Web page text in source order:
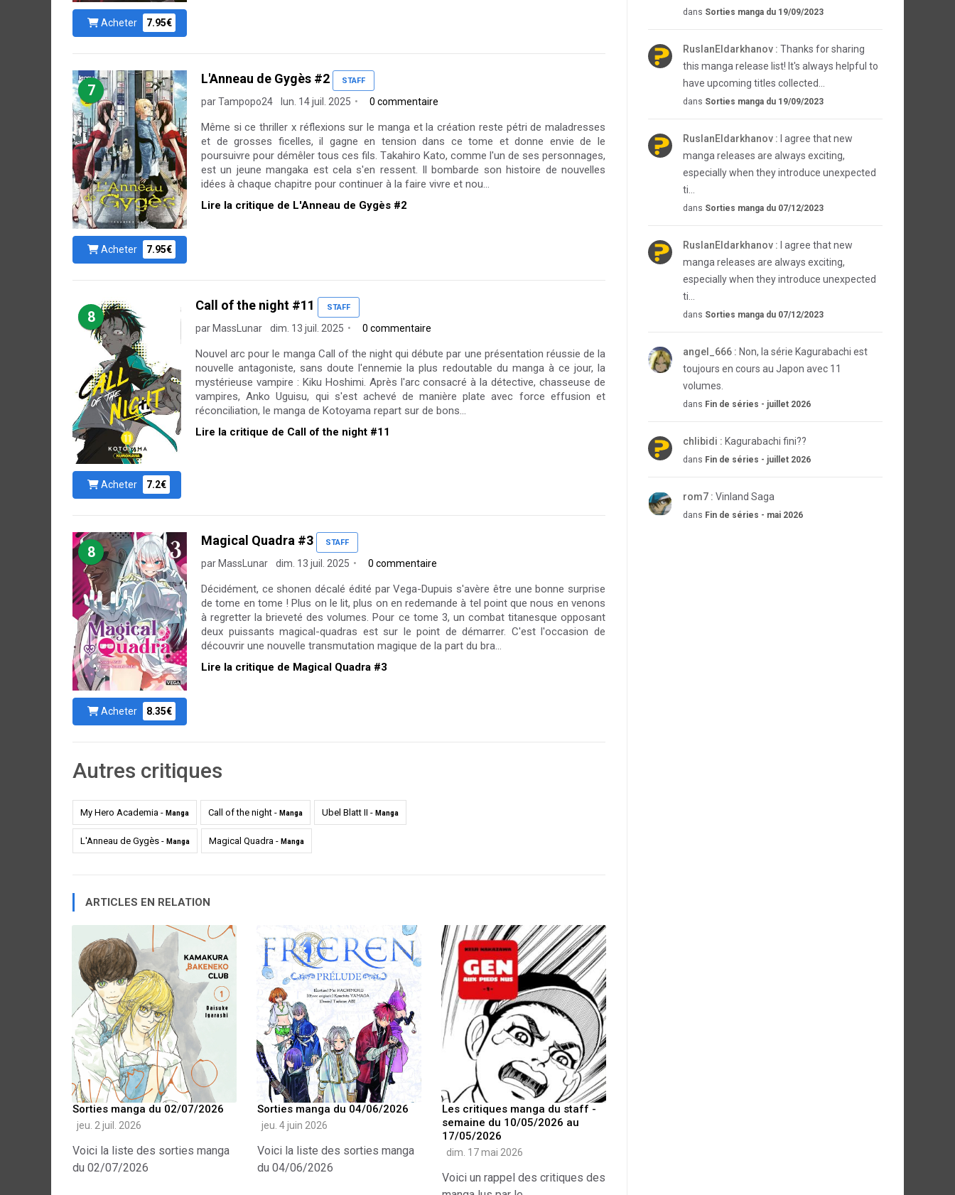
Acheter 7.95€
7
Acheter 7.95€
L'Anneau de Gygès #2 STAFF
par Tampopo24 lun. 14 juil. 2025 0 commentaire
Même si ce thriller x réflexions sur le manga et la création reste pétri de maladresses
et de grosses ficelles, il gagne en tension dans ce tome et donne envie de le
poursuivre pour démêler tous ces fils. Takahiro Kato, comme l'un de ses personnages,
est un jeune mangaka est cela s'en ressent. Il bombarde son histoire de nouvelles
idées à chaque chapitre pour continuer à la faire vivre et nou...
Lire la critique de L'Anneau de Gygès #2
8
Acheter 7.2€
Call of the night #11 STAFF
par MassLunar dim. 13 juil. 2025 0 commentaire
Nouvel arc pour le manga Call of the night qui débute par une présentation réussie de la
nouvelle antagoniste, sans doute l'ennemie la plus redoutable du manga à ce jour, la
mystérieuse vampire : Kiku Hoshimi. Après l'arc consacré à la détective, chasseuse de
vampires, Anko Uguisu, qui s'est achevé de manière plate avec force effusion et
réconciliation, le manga de Kotoyama repart sur de bons...
Lire la critique de Call of the night #11
8
Acheter 8.35€
Magical Quadra #3 STAFF
par MassLunar dim. 13 juil. 2025 0 commentaire
Décidément, ce shonen décalé édité par Vega-Dupuis s'avère être une bonne surprise
de tome en tome ! Plus on le lit, plus on en redemande à tel point que nous en venons
à regretter la brieveté des volumes. Pour ce tome 3, un combat titanesque opposant
deux puissants magical-quadras est sur le point de démarrer. C'est l'occasion de
découvrir une nouvelle transmutation magique de la part du bra...
Lire la critique de Magical Quadra #3
Autres critiques
My Hero Academia - Manga Call of the night - Manga Ubel Blatt II - Manga
L'Anneau de Gygès - Manga Magical Quadra - Manga
ARTICLES EN RELATION
Sorties manga du 02/07/2026
jeu. 2 juil. 2026
Voici la liste des sorties manga
du 02/07/2026
Sorties manga du 04/06/2026
jeu. 4 juin 2026
Voici la liste des sorties manga
du 04/06/2026
Les critiques manga du staff -
semaine du 10/05/2026 au
17/05/2026
dim. 17 mai 2026
Voici un rappel des critiques des
dans Sorties manga du 19/09/2023
RuslanEldarkhanov : Thanks for sharing
this manga release list! It's always helpful to
have upcoming titles collected...
dans Sorties manga du 19/09/2023
RuslanEldarkhanov :
I agree that new
manga releases are always exciting,
especially when they introduce unexpected
ti...
dans Sorties manga du 07/12/2023
RuslanEldarkhanov :
I agree that new
manga releases are always exciting,
especially when they introduce unexpected
ti...
dans Sorties manga du 07/12/2023
angel_666 : Non, la série Kagurabachi est
toujours en cours au Japon avec 11
volumes.
dans Fin de séries - juillet 2026
chlibidi : Kagurabachi fini??
dans Fin de séries - juillet 2026
rom7 : Vinland Saga
dans Fin de séries - mai 2026